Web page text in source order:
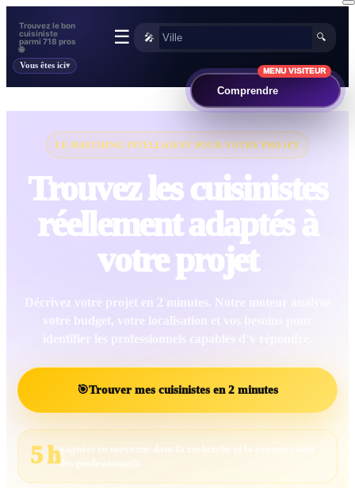
Trouvez le bon
cuisiniste
parmi 718 pros
🌐
🎤 🔍
☰
Vous êtes ici
LE MATCHING INTELLIGENT POUR VOTRE PROJET
Trouvez les cuisinistes
réellement adaptés à
votre projet
Décrivez votre projet en 2 minutes. Notre moteur analyse
votre budget, votre localisation et vos besoins pour
identifier les professionnels capables d’y répondre.
🎯Trouver mes cuisinistes en 2 minutes
5 hgagnées en moyenne dans la recherche et la comparaison
des professionnels
MENU VISITEUR
Comprendre